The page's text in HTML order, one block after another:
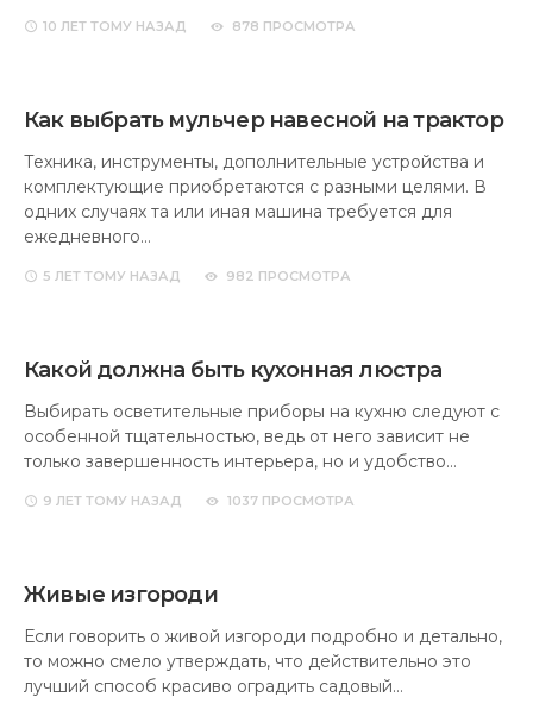
10 ЛЕТ ТОМУ НАЗАД 878 ПРОСМОТРА
Как выбрать мульчер навесной на трактор
Техника, инструменты, дополнительные устройства и
комплектующие приобретаются с разными целями. В
одних случаях та или иная машина требуется для
ежедневного…
5 ЛЕТ ТОМУ НАЗАД 982 ПРОСМОТРА
Какой должна быть кухонная люстра
Выбирать осветительные приборы на кухню следуют с
особенной тщательностью, ведь от него зависит не
только завершенность интерьера, но и удобство…
9 ЛЕТ ТОМУ НАЗАД 1037 ПРОСМОТРА
Живые изгороди
Если говорить о живой изгороди подробно и детально,
то можно смело утверждать, что действительно это
лучший способ красиво оградить садовый…